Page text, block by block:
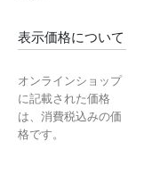
表示価格について
オンラインショップ
に記載された価格
は、消費税込みの価
格です。